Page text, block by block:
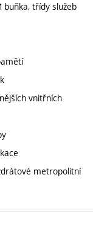
buňka, třídy služeb
vnitřních
metropolitní